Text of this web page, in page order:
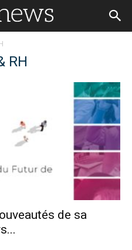
RH
de sa